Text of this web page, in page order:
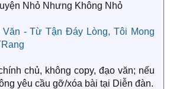
Nhỏ Nhưng Không Nhỏ
Văn - Từ Tận Đáy Lòng, Tôi Mong
chủ, không copy, đạo văn; nếu
yêu cầu gỡ/xóa bài tại Diễn đàn.